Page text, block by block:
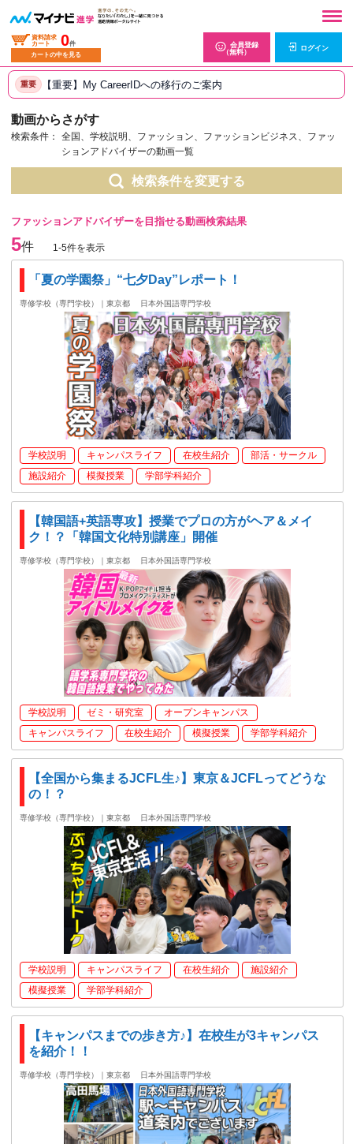
資料請求
カート
0件
カートの中を見る
会員登録
（無料）
ログイン
重要 【重要】My CareerIDへの移行のご案内
動画からさがす
検索条件：
全国、学校説明、ファッション、ファッションビジネス、ファッ
ションアドバイザーの動画一覧
検索条件を変更する
ファッションアドバイザーを目指せる動画検索結果
5件 1-5件を表示
「夏の学園祭」“七夕Day”レポート！
専修学校（専門学校）｜東京都 日本外国語専門学校
学校説明 キャンパスライフ 在校生紹介
部活・サークル
施設紹介
模擬授業 学部学科紹介
【韓国語+英語専攻】授業でプロの方がヘア＆メイ
ク！？「韓国文化特別講座」開催
専修学校（専門学校）｜東京都 日本外国語専門学校
学校説明 ゼミ・研究室
オープンキャンパス
キャンパスライフ
在校生紹介 模擬授業 学部学科紹介
【全国から集まるJCFL生♪】東京＆JCFLってどうな
の！？
専修学校（専門学校）｜東京都 日本外国語専門学校
学校説明 キャンパスライフ 在校生紹介
施設紹介
模擬授業
学部学科紹介
【キャンパスまでの歩き方♪】在校生が3キャンパス
を紹介！！
専修学校（専門学校）｜東京都 日本外国語専門学校